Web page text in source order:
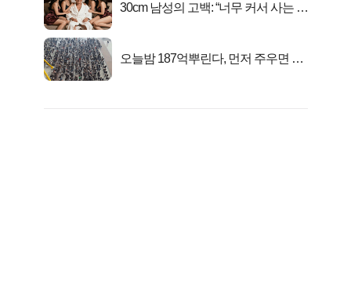
30cm 남성의 고백: “너무 커서 사는 게
오늘밤 187억뿌린다, 먼저 주우면 최